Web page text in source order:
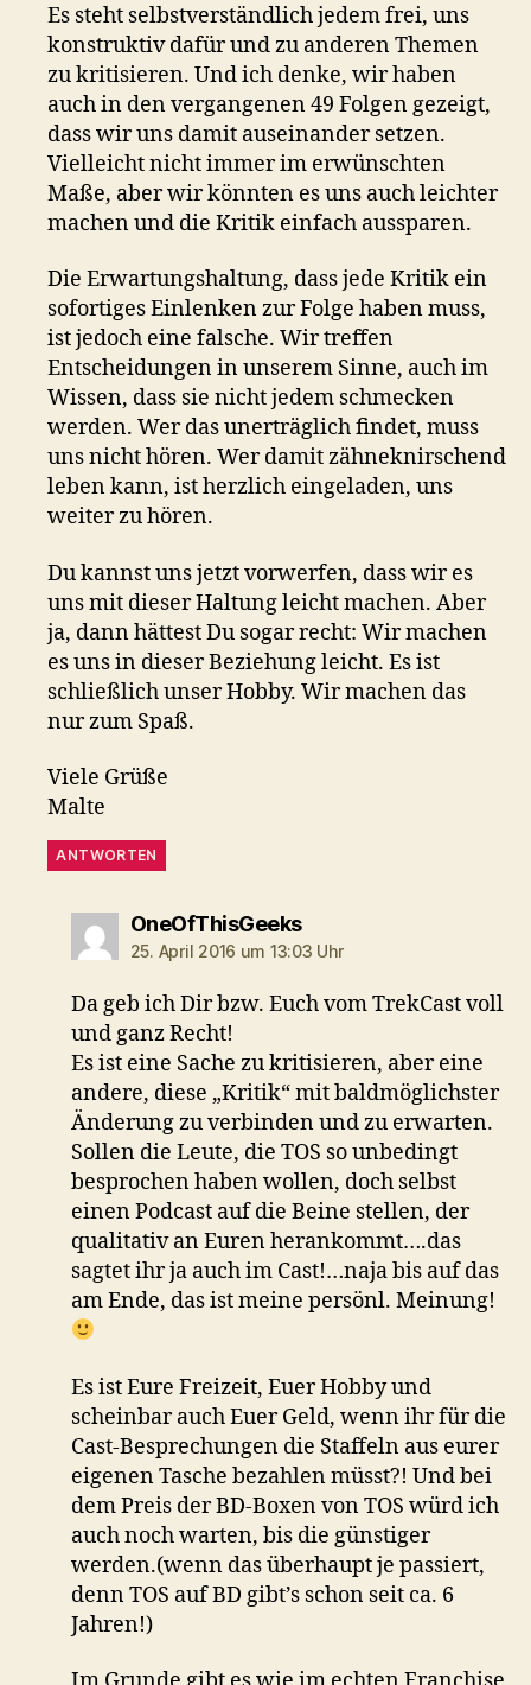
Es steht selbstverständlich jedem frei, uns
konstruktiv dafür und zu anderen Themen
zu kritisieren. Und ich denke, wir haben
auch in den vergangenen 49 Folgen gezeigt,
dass wir uns damit auseinander setzen.
Vielleicht nicht immer im erwünschten
Maße, aber wir könnten es uns auch leichter
machen und die Kritik einfach aussparen.
Die Erwartungshaltung, dass jede Kritik ein
sofortiges Einlenken zur Folge haben muss,
ist jedoch eine falsche. Wir treffen
Entscheidungen in unserem Sinne, auch im
Wissen, dass sie nicht jedem schmecken
werden. Wer das unerträglich findet, muss
uns nicht hören. Wer damit zähneknirschend
leben kann, ist herzlich eingeladen, uns
weiter zu hören.
Du kannst uns jetzt vorwerfen, dass wir es
uns mit dieser Haltung leicht machen. Aber
ja, dann hättest Du sogar recht: Wir machen
es uns in dieser Beziehung leicht. Es ist
schließlich unser Hobby. Wir machen das
nur zum Spaß.
Viele Grüße
Malte
ANTWORTEN
OneOfThisGeekssagt:
25. April 2016 um 13:03 Uhr
Da geb ich Dir bzw. Euch vom TrekCast voll
und ganz Recht!
Es ist eine Sache zu kritisieren, aber eine
andere, diese „Kritik“ mit baldmöglichster
Änderung zu verbinden und zu erwarten.
Sollen die Leute, die TOS so unbedingt
besprochen haben wollen, doch selbst
einen Podcast auf die Beine stellen, der
qualitativ an Euren herankommt….das
sagtet ihr ja auch im Cast!…naja bis auf das
am Ende, das ist meine persönl. Meinung!
Es ist Eure Freizeit, Euer Hobby und
scheinbar auch Euer Geld, wenn ihr für die
Cast-Besprechungen die Staffeln aus eurer
eigenen Tasche bezahlen müsst?! Und bei
dem Preis der BD-Boxen von TOS würd ich
auch noch warten, bis die günstiger
werden.(wenn das überhaupt je passiert,
denn TOS auf BD gibt’s schon seit ca. 6
Jahren!)